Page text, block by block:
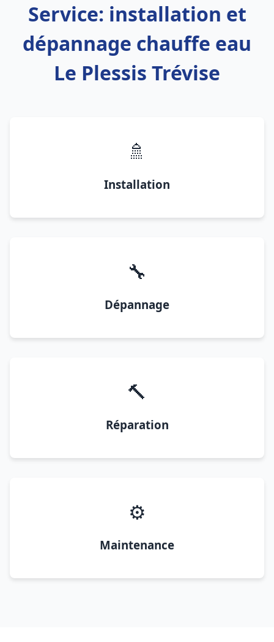
Service: installation et
dépannage chauffe eau
Le Plessis Trévise
🚿
Installation
🔧
Dépannage
🔨
Réparation
⚙️
Maintenance